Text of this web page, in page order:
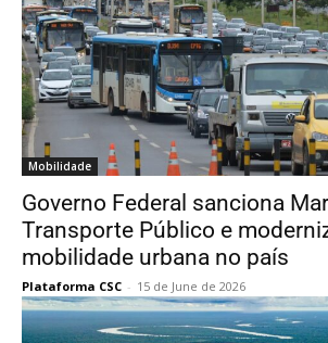
Mobilidade
Governo Federal sanciona
Transporte Público e
mobilidade urbana no país
Plataforma CSC - 15 de June de 2026